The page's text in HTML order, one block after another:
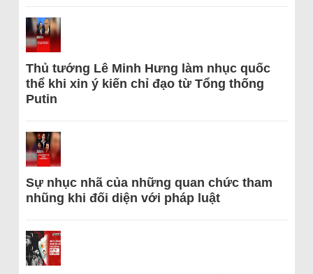
Thủ tướng Lê Minh Hưng làm nhục quốc
thể khi xin ý kiến chỉ đạo từ Tổng thống
Putin
Sự nhục nhã của những quan chức tham
nhũng khi đối diện với pháp luật